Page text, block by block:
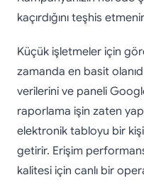
kaçırdığını teşhis
Küçük işletmeler için
zamanda en basit
verilerini ve paneli
raporlama işin zaten
elektronik tabloyu bir
getirir. Erişim
kalitesi için canlı bir